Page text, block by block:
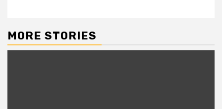
MORE STORIES